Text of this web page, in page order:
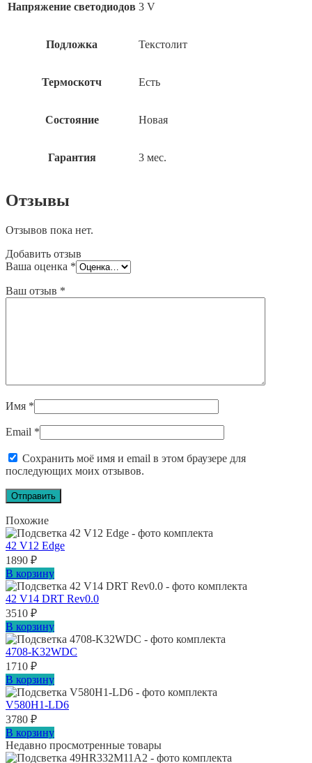
Напряжение светодиодов 3 V
Подложка Текстолит
Термоскотч Есть
Состояние Новая
Гарантия 3 мес.
Отзывы
Отзывов пока нет.
Добавить отзыв
Ваша оценка *
Ваш отзыв *
Имя *
Email *
Сохранить моё имя и email в этом браузере для
последующих моих отзывов.
Похожие
42 V12 Edge
1890 ₽
В корзину
42 V14 DRT Rev0.0
3510 ₽
В корзину
4708-K32WDC
1710 ₽
В корзину
V580H1-LD6
3780 ₽
В корзину
Недавно просмотренные товары